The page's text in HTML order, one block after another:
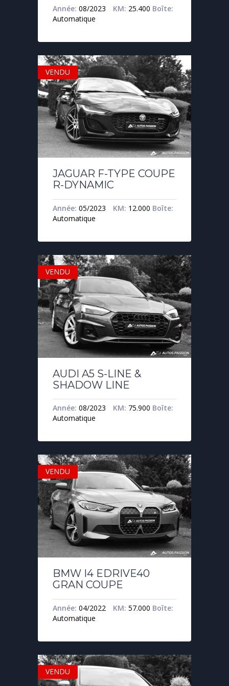
Année: 08/2023 KM: 25.400 Boîte:
Automatique
JAGUAR F-TYPE COUPE
R-DYNAMIC
Année: 05/2023 KM: 12.000 Boîte:
Automatique
VENDU
AUDI A5 S-LINE &
SHADOW LINE
Année: 08/2023 KM: 75.900 Boîte:
Automatique
VENDU
BMW I4 EDRIVE40
GRAN COUPE
Année: 04/2022 KM: 57.000 Boîte:
Automatique
VENDU
VENDU